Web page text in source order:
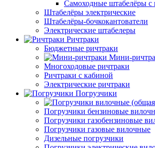
Самоходные штабелёры с
Штабелёры электрические
Штабелёры-бочкокантователи
Электрические штабелеры
Ричтраки
Бюджетные ричтраки
Мини-
Многоходовые ричтраки
Ричтраки с кабиной
Электрические ричтраки
Погрузчики
Погрузчики бензиновые
Погрузчики газобензиновые
Погрузчики газовые вилочные
Дизельные погрузчики